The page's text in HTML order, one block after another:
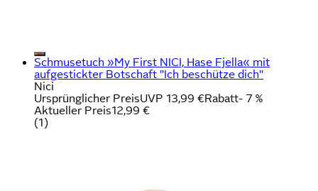
Schmusetuch »My First NICI, Hase Fjella« mit
aufgestickter Botschaft "Ich beschütze dich"
Nici
Ursprünglicher PreisUVP 13,99 €Rabatt- 7 %
Aktueller Preis12,99 €
(1)